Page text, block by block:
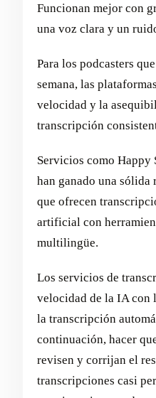
Funcionan mejor con
una voz clara y un
Para los podcasters
semana, las
velocidad y la
transcripción
Servicios como Happy
han ganado una sólida
que ofrecen
artificial con
multilingüe.
Los servicios de
velocidad de la IA con
la transcripción
continuación, hacer
revisen y corrijan el
transcripciones casi